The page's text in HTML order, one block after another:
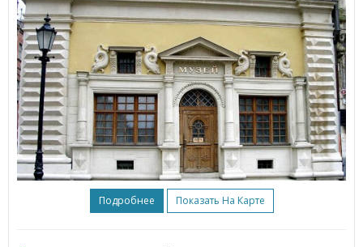
Подробнее Показать На Карте